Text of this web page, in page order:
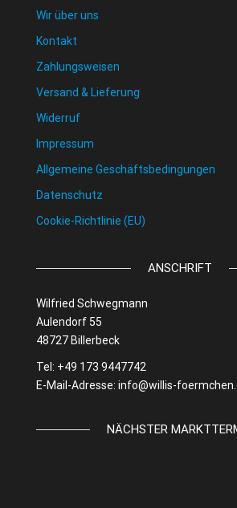
Wir über uns
Kontakt
Zahlungsweisen
Versand & Lieferung
Widerruf
Impressum
Allgemeine Geschäftsbedingungen
Datenschutz
Cookie-Richtlinie (EU)
ANSCHRIFT
Wilfried Schwegmann
Aulendorf 55
48727 Billerbeck
Tel: +49 173 9447742
E-Mail-Adresse: info@willis-
NÄCHSTER